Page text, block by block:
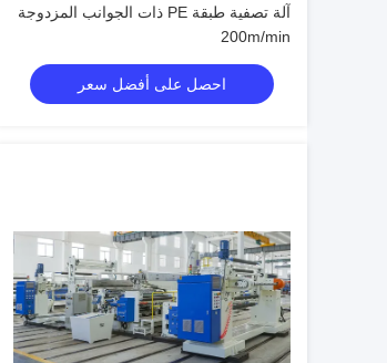
آلة تصفية طبقة PE ذات الجوانب المزدوجة
200m/min
احصل على أفضل سعر